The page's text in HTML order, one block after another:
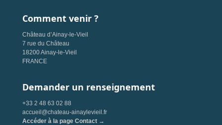
Comment venir ?
Château d’Ainay-le-Vieil
7 rue du Château
18200 Ainay-le-Vieil
FRANCE
Demander un renseignement
+33 2 48 63 02 88
accueil@chateau-ainaylevieil.fr
Accéder à la page Contact →